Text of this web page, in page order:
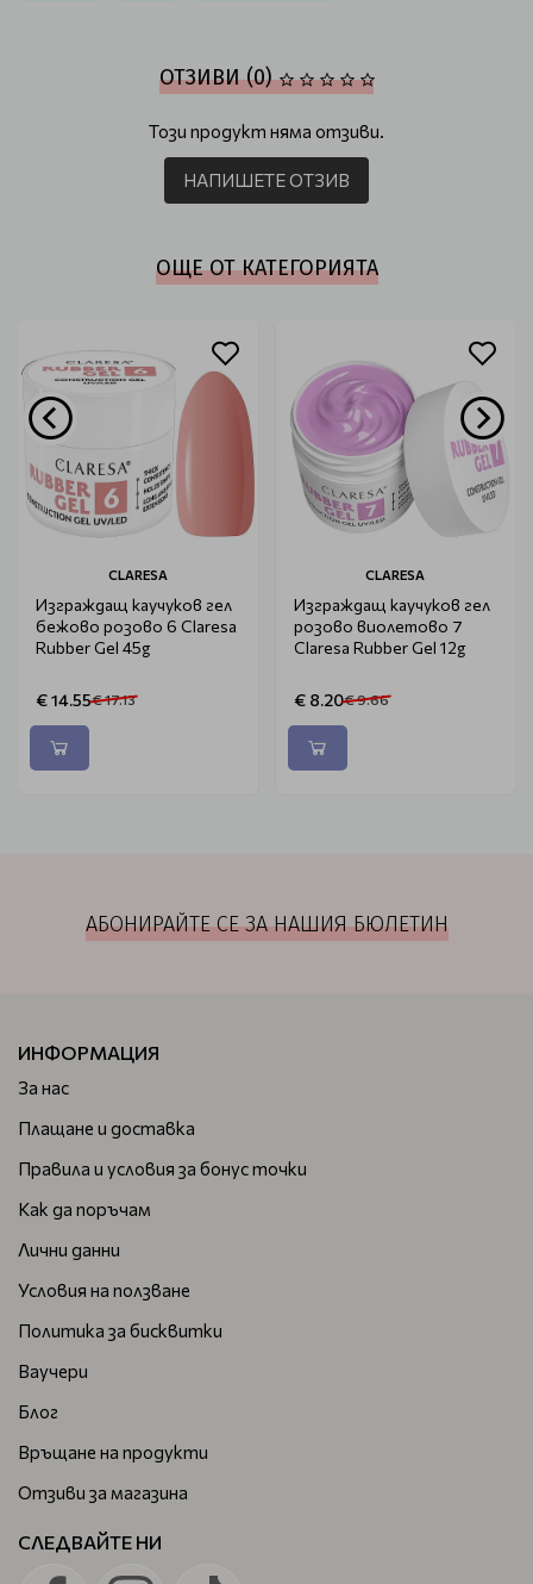
ОТЗИВИ (0)
Този продукт няма отзиви.
НАПИШЕТЕ ОТЗИВ
ОЩЕ ОТ КАТЕГОРИЯТА
CLARESA
Изграждащ каучуков гел
бежово розово 6 Claresa
Rubber Gel 45g
€ 14.55€ 17.13
CLARESA
Изграждащ каучуков гел
розово виолетово 7
Claresa Rubber Gel 12g
€ 8.20€ 9.66
АБОНИРАЙТЕ СЕ ЗА НАШИЯ БЮЛЕТИН
ИНФОРМАЦИЯ
За нас
Плащане и доставка
Правила и условия за бонус точки
Как да поръчам
Лични данни
Условия на ползване
Политика за бисквитки
Ваучери
Блог
Връщане на продукти
Отзиви за магазина
СЛЕДВАЙТЕ НИ